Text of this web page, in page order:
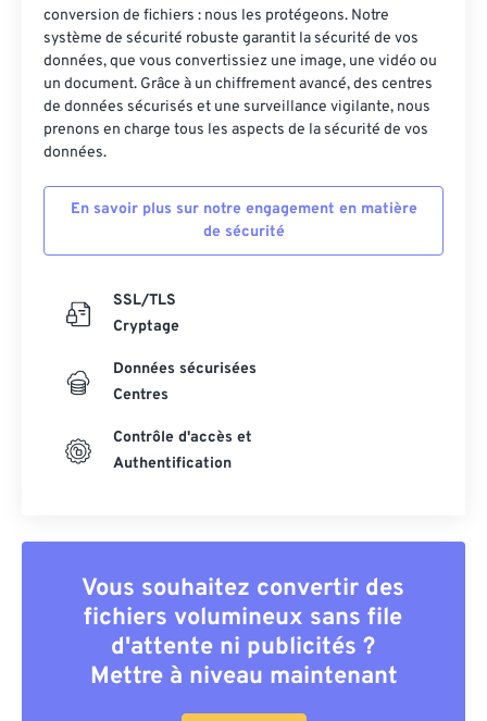
conversion de fichiers : nous les protégeons. Notre
système de sécurité robuste garantit la sécurité de vos
données, que vous convertissiez une image, une vidéo ou
un document. Grâce à un chiffrement avancé, des centres
de données sécurisés et une surveillance vigilante, nous
prenons en charge tous les aspects de la sécurité de vos
données.
En savoir plus sur notre engagement en matière
de sécurité
SSL/TLS
Cryptage
Données sécurisées
Centres
Contrôle d'accès et
Authentification
Vous souhaitez convertir des
fichiers volumineux sans file
d'attente ni publicités ?
Mettre à niveau maintenant